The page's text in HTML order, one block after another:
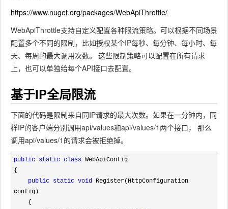
https://www.nuget.org/packages/WebApiThrottle/
WebApiThrottle支持自定义配置各种限流策略。可以根据不同场景
配置多个不同的限制，比如授权某个IP每秒、每分钟、每小时、每
天、每周的最大调用次数。 这些限制策略可以配置在所有请求
上，也可以单独给每个API接口去配置。
基于IP全局限流
下面的代码是限制来自同IP请求的最大次数。如果在一分钟内，同
样IP的客户端分别调用api/values和api/values/1两个接口， 那么
调用api/values/1的请求会被拒绝掉。
public static class WebApiConfig
{
public static void Register(HttpConfiguration
config)